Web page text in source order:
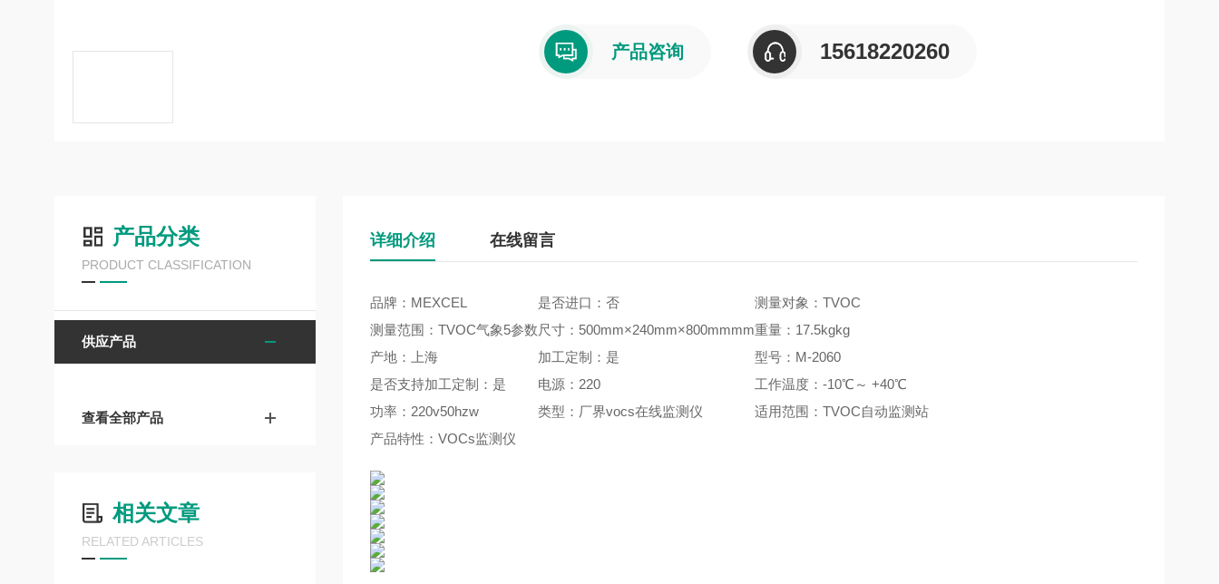
产品咨询 15618220260
产品分类
PRODUCT CLASSIFICATION
供应产品
查看全部产品
相关文章
RELATED ARTICLES
详细介绍 在线留言
品牌：MEXCEL 是否进口：否
测量对象：TVOC
测量范围：TVOC气象5参数尺寸：500mm×240mm×800mmmm重量：17.5kgkg
产地：上海
加工定制：是
型号：M-2060
是否支持加工定制：是
电源：220
工作温度：-10℃～ +40℃
功率：220v50hzw
类型：厂界vocs在线监测仪
适用范围：TVOC自动监测站
产品特性：VOCs监测仪